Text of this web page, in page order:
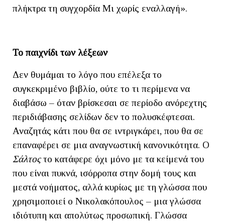
πλήκτρα τη συγχορδία Μι χωρίς εναλλαγή».
Το παιχνίδι των λέξεων
Δεν θυμάμαι το λόγο που επέλεξα το
συγκεκριμένο βιβλίο, ούτε το τι περίμενα να
διαβάσω – όταν βρίσκεσαι σε περίοδο ανόρεχτης
περιδιάβασης σελίδων δεν το πολυσκέφτεσαι.
Αναζητάς κάτι που θα σε ιντριγκάρει, που θα σε
επαναφέρει σε μια αναγνωστική κανονικότητα. Ο
Σάλτοςτο κατάφερε όχι μόνο με τα κείμενά του
που είναι πυκνά, ισόρροπα στην δομή τους και
μεστά νοήματος, αλλά κυρίως με τη γλώσσα που
χρησιμοποιεί ο Νικολακόπουλος – μια γλώσσα
ιδιότυπη και απολύτως προσωπική. Γλώσσα